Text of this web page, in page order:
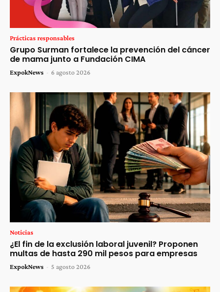
Prácticas responsables
Grupo Surman fortalece la prevención del cáncer
de mama junto a Fundación CIMA
ExpokNews - 6 agosto 2026
Noticias
¿El fin de la exclusión laboral juvenil? Proponen
multas de hasta 290 mil pesos para empresas
ExpokNews - 5 agosto 2026